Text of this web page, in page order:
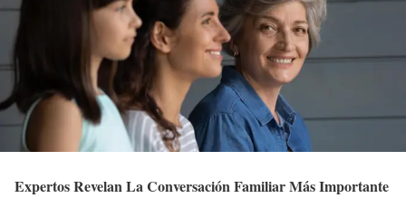
Expertos Revelan La Conversación Familiar Más Importante